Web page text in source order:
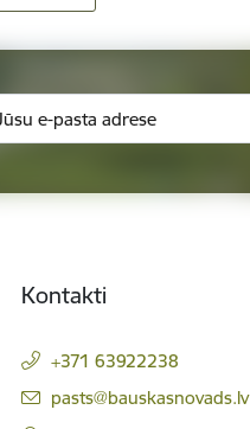
Kontakti
+371 63922238
E-pasts:
pasts@bauskasnovads.lv